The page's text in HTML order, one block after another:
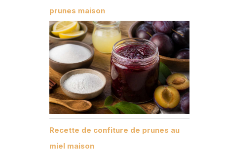
prunes maison
Recette de confiture de prunes au
miel maison